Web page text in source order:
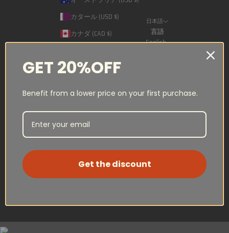
カタール (USD $)
カナダ (CAD $)
スイス (CHF CHF)
ルクセンブルク (USD $)
日本 (USD $)
日本語
言語
English
GET 20%OFF
Benefit from a lower price on your first purchase.
Get the discount